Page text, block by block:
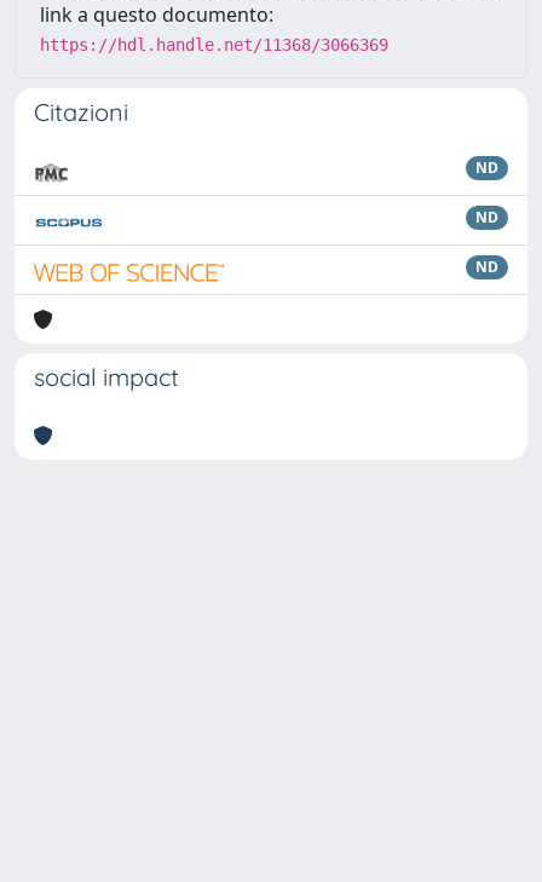
link a questo documento:
https://hdl.handle.net/11368/3066369
Citazioni
ND
ND
ND
social impact